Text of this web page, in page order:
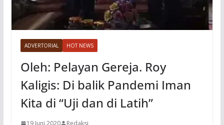
ADVERTORIAL HOT NEWS
Oleh: Pelayan Gereja. Roy
Kaligis: Di balik Pandemi Iman
Kita di “Uji dan di Latih”